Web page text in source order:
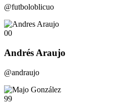
@futboloblicuo
00
Andrés Araujo
@andraujo
99